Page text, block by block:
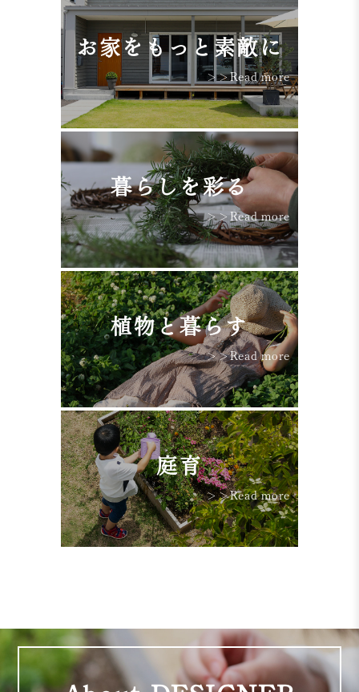
お家をもっと素敵に
＞＞Read more
暮らしを彩る
＞＞Read more
植物と暮らす
＞＞Read more
庭育
＞＞Read more